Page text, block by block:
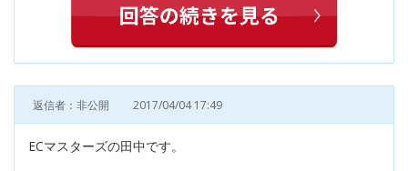
返信者：非公開 2017/04/04 17:49
ECマスターズの田中です。